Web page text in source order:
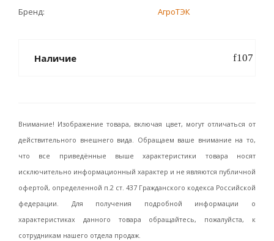
Бренд АгроТЭК
Наличие
Внимание! Изображение товара, включая цвет, могут отличаться от
действительного внешнего вида. Обращаем ваше внимание на то,
что все приведённые выше характеристики товара носят
исключительно информационный характер и не являются публичной
офертой, определенной п.2 ст. 437 Гражданского кодекса Российской
федерации. Для получения подробной информации о
характеристиках данного товара обращайтесь, пожалуйста, к
сотрудникам нашего отдела продаж.